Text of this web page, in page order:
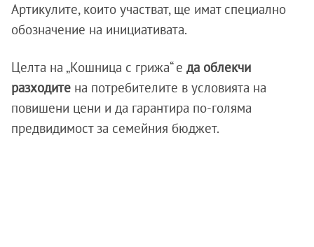
Артикулите, които участват, ще имат специално
обозначение на инициативата.
Целта на „Кошница с грижа“ е да облекчи
разходите на потребителите в условията на
повишени цени и да гарантира по-голяма
предвидимост за семейния бюджет.